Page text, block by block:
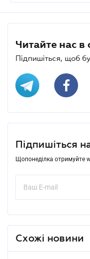
Читайте нас
Підпишіться, щоб
Підпишіться
Щопонеділка отримуйте
Схожі новини